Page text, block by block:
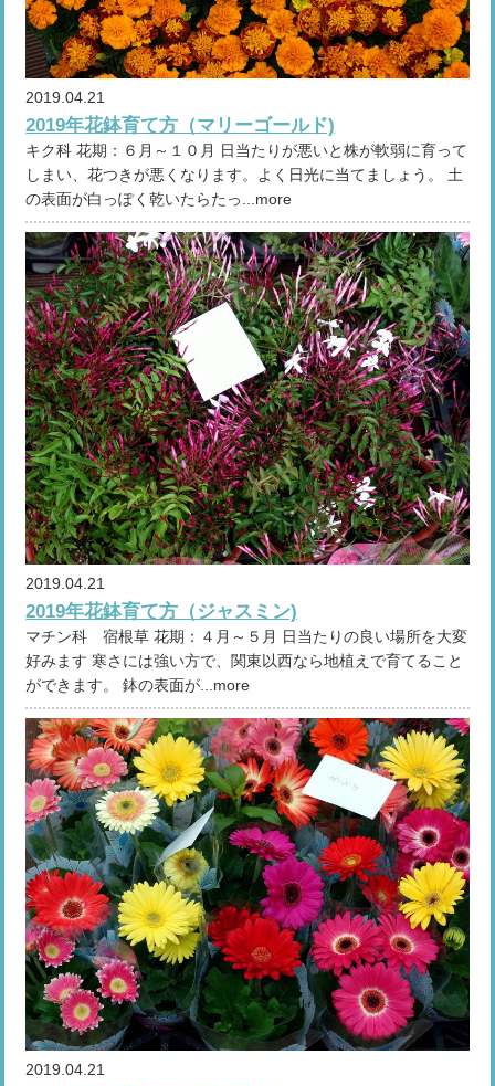
2019.04.21
2019年花鉢育て方（マリーゴールド)
キク科 花期：６月～１０月 日当たりが悪いと株が軟弱に育って
しまい、花つきが悪くなります。よく日光に当てましょう。 土
の表面が白っぽく乾いたらたっ...more
2019.04.21
2019年花鉢育て方（ジャスミン)
マチン科 宿根草 花期：４月～５月 日当たりの良い場所を大変
好みます 寒さには強い方で、関東以西なら地植えで育てること
ができます。 鉢の表面が...more
2019.04.21